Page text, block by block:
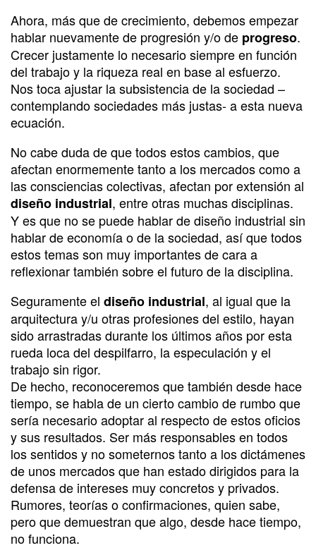
Ahora, más que de crecimiento, debemos empezar
hablar nuevamente de progresión y/o de progreso.
Crecer justamente lo necesario siempre en función
del trabajo y la riqueza real en base al esfuerzo.
Nos toca ajustar la subsistencia de la sociedad –
contemplando sociedades más justas- a esta nueva
ecuación.
No cabe duda de que todos estos cambios, que
afectan enormemente tanto a los mercados como a
las consciencias colectivas, afectan por extensión al
diseño industrial, entre otras muchas disciplinas.
Y es que no se puede hablar de diseño industrial sin
hablar de economía o de la sociedad, así que todos
estos temas son muy importantes de cara a
reflexionar también sobre el futuro de la disciplina.
Seguramente el diseño industrial, al igual que la
arquitectura y/u otras profesiones del estilo, hayan
sido arrastradas durante los últimos años por esta
rueda loca del despilfarro, la especulación y el
trabajo sin rigor.
De hecho, reconoceremos que también desde hace
tiempo, se habla de un cierto cambio de rumbo que
sería necesario adoptar al respecto de estos oficios
y sus resultados. Ser más responsables en todos
los sentidos y no someternos tanto a los dictámenes
de unos mercados que han estado dirigidos para la
defensa de intereses muy concretos y privados.
Rumores, teorías o confirmaciones, quien sabe,
pero que demuestran que algo, desde hace tiempo,
no funciona.